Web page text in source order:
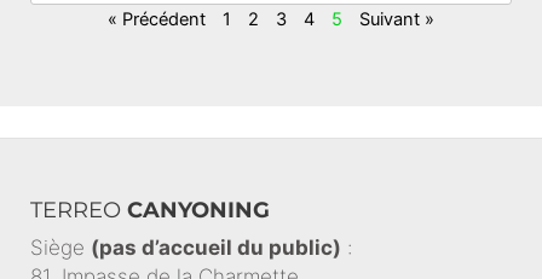
« Précédent 1 2 3 4 5 Suivant »
TERREO CANYONING
Siège (pas d’accueil du public) :